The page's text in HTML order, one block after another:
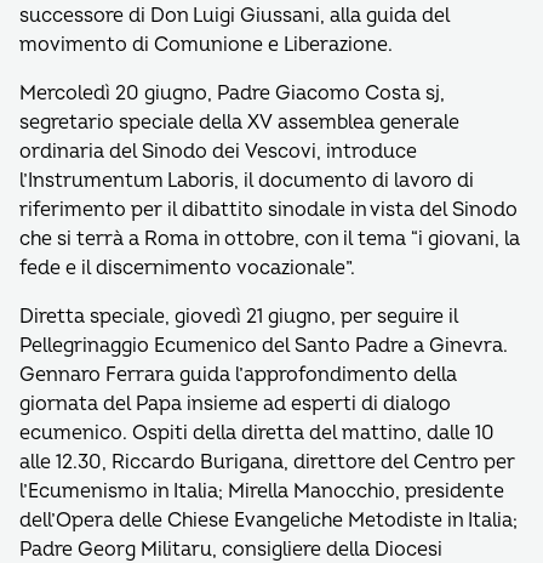
successore di Don Luigi Giussani, alla guida del
movimento di Comunione e Liberazione.
Mercoledì 20 giugno, Padre Giacomo Costa sj,
segretario speciale della XV assemblea generale
ordinaria del Sinodo dei Vescovi, introduce
l’Instrumentum Laboris, il documento di lavoro di
riferimento per il dibattito sinodale in vista del Sinodo
che si terrà a Roma in ottobre, con il tema “i giovani, la
fede e il discernimento vocazionale”.
Diretta speciale, giovedì 21 giugno, per seguire il
Pellegrinaggio Ecumenico del Santo Padre a Ginevra.
Gennaro Ferrara guida l’approfondimento della
giornata del Papa insieme ad esperti di dialogo
ecumenico. Ospiti della diretta del mattino, dalle 10
alle 12.30, Riccardo Burigana, direttore del Centro per
l’Ecumenismo in Italia; Mirella Manocchio, presidente
dell’Opera delle Chiese Evangeliche Metodiste in Italia;
Padre Georg Militaru, consigliere della Diocesi